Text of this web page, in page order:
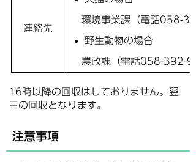
連絡先
環境事業課（電話058-
野生動物の場合
農政課（電話058-392-
16時以降の回収はしておりません。翌
日の回収となります。
注意事項